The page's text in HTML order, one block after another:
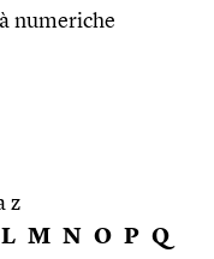
numeriche
z
L M N O P Q